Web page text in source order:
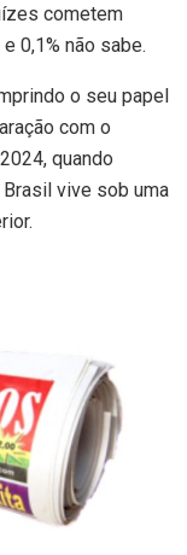
cometem
0,1% não sabe.
o seu papel
com o
quando
vive sob uma